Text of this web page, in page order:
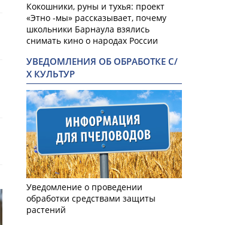
Кокошники, руны и тухья: проект
«Этно -мы» рассказывает, почему
школьники Барнаула взялись
снимать кино о народах России
УВЕДОМЛЕНИЯ ОБ ОБРАБОТКЕ С/
Х КУЛЬТУР
Уведомление о проведении
обработки средствами защиты
растений